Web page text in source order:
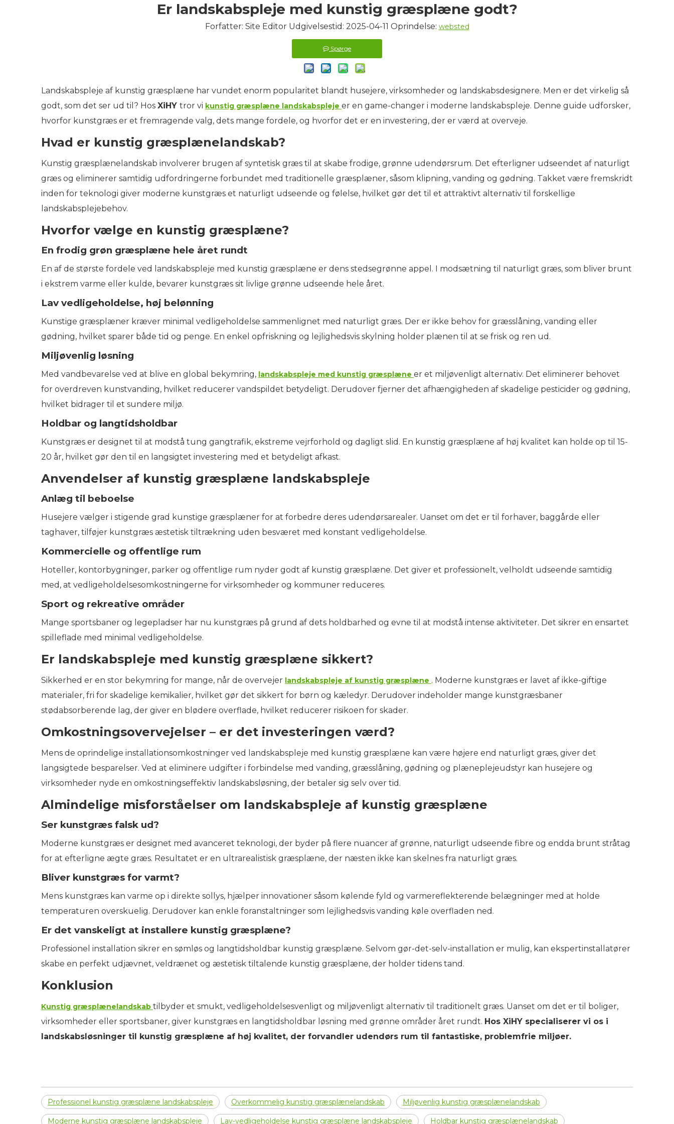
Er landskabspleje med kunstig græsplæne godt?
Forfatter: Site Editor Udgivelsestid: 2025-04-11 Oprindelse: websted
Spørge
Landskabspleje af kunstig græsplæne har vundet enorm popularitet blandt husejere, virksomheder og landskabsdesignere. Men er det virkelig så
godt, som det ser ud til? Hos XiHY tror vi kunstig græsplæne landskabspleje er en game-changer i moderne landskabspleje. Denne guide udforsker,
hvorfor kunstgræs er et fremragende valg, dets mange fordele, og hvorfor det er en investering, der er værd at overveje.
Hvad er kunstig græsplænelandskab?
Kunstig græsplænelandskab involverer brugen af ​​syntetisk græs til at skabe frodige, grønne udendørsrum. Det efterligner udseendet af naturligt
græs og eliminerer samtidig udfordringerne forbundet med traditionelle græsplæner, såsom klipning, vanding og gødning. Takket være fremskridt
inden for teknologi giver moderne kunstgræs et naturligt udseende og følelse, hvilket gør det til et attraktivt alternativ til forskellige
landskabsplejebehov.
Hvorfor vælge en kunstig græsplæne?
En frodig grøn græsplæne hele året rundt
En af de største fordele ved landskabspleje med kunstig græsplæne er dens stedsegrønne appel. I modsætning til naturligt græs, som bliver brunt
i ekstrem varme eller kulde, bevarer kunstgræs sit livlige grønne udseende hele året.
Lav vedligeholdelse, høj belønning
Kunstige græsplæner kræver minimal vedligeholdelse sammenlignet med naturligt græs. Der er ikke behov for græsslåning, vanding eller
gødning, hvilket sparer både tid og penge. En enkel opfriskning og lejlighedsvis skylning holder plænen til at se frisk og ren ud.
Miljøvenlig løsning
Med vandbevarelse ved at blive en global bekymring, landskabspleje med kunstig græsplæne er et miljøvenligt alternativ. Det eliminerer behovet
for overdreven kunstvanding, hvilket reducerer vandspildet betydeligt. Derudover fjerner det afhængigheden af ​​skadelige pesticider og gødning,
hvilket bidrager til et sundere miljø.
Holdbar og langtidsholdbar
Kunstgræs er designet til at modstå tung gangtrafik, ekstreme vejrforhold og dagligt slid. En kunstig græsplæne af høj kvalitet kan holde op til 15-
20 år, hvilket gør den til en langsigtet investering med et betydeligt afkast.
Anvendelser af kunstig græsplæne landskabspleje
Anlæg til beboelse
Husejere vælger i stigende grad kunstige græsplæner for at forbedre deres udendørsarealer. Uanset om det er til forhaver, baggårde eller
taghaver, tilføjer kunstgræs æstetisk tiltrækning uden besværet med konstant vedligeholdelse.
Kommercielle og offentlige rum
Hoteller, kontorbygninger, parker og offentlige rum nyder godt af kunstig græsplæne. Det giver et professionelt, velholdt udseende samtidig
med, at vedligeholdelsesomkostningerne for virksomheder og kommuner reduceres.
Sport og rekreative områder
Mange sportsbaner og legepladser har nu kunstgræs på grund af dets holdbarhed og evne til at modstå intense aktiviteter. Det sikrer en ensartet
spilleflade med minimal vedligeholdelse.
Er landskabspleje med kunstig græsplæne sikkert?
Sikkerhed er en stor bekymring for mange, når de overvejer landskabspleje af kunstig græsplæne . Moderne kunstgræs er lavet af ikke-giftige
materialer, fri for skadelige kemikalier, hvilket gør det sikkert for børn og kæledyr. Derudover indeholder mange kunstgræsbaner
stødabsorberende lag, der giver en blødere overflade, hvilket reducerer risikoen for skader.
Omkostningsovervejelser – er det investeringen værd?
Mens de oprindelige installationsomkostninger ved landskabspleje med kunstig græsplæne kan være højere end naturligt græs, giver det
langsigtede besparelser. Ved at eliminere udgifter i forbindelse med vanding, græsslåning, gødning og plæneplejeudstyr kan husejere og
virksomheder nyde en omkostningseffektiv landskabsløsning, der betaler sig selv over tid.
Almindelige misforståelser om landskabspleje af kunstig græsplæne
Ser kunstgræs falsk ud?
Moderne kunstgræs er designet med avanceret teknologi, der byder på flere nuancer af grønne, naturligt udseende fibre og endda brunt stråtag
for at efterligne ægte græs. Resultatet er en ultrarealistisk græsplæne, der næsten ikke kan skelnes fra naturligt græs.
Bliver kunstgræs for varmt?
Mens kunstgræs kan varme op i direkte sollys, hjælper innovationer såsom kølende fyld og varmereflekterende belægninger med at holde
temperaturen overskuelig. Derudover kan enkle foranstaltninger som lejlighedsvis vanding køle overfladen ned.
Er det vanskeligt at installere kunstig græsplæne?
Professionel installation sikrer en sømløs og langtidsholdbar kunstig græsplæne. Selvom gør-det-selv-installation er mulig, kan ekspertinstallatører
skabe en perfekt udjævnet, veldrænet og æstetisk tiltalende kunstig græsplæne, der holder tidens tand.
Konklusion
Kunstig græsplænelandskab tilbyder et smukt, vedligeholdelsesvenligt og miljøvenligt alternativ til traditionelt græs. Uanset om det er til boliger,
virksomheder eller sportsbaner, giver kunstgræs en langtidsholdbar løsning med grønne områder året rundt. Hos XiHY specialiserer vi os i
landskabsløsninger til kunstig græsplæne af høj kvalitet, der forvandler udendørs rum til fantastiske, problemfrie miljøer.
Professionel kunstig græsplæne landskabspleje Overkommelig kunstig græsplænelandskab Miljøvenlig kunstig græsplænelandskab
Moderne kunstig græsplæne landskabspleje Lav-vedligeholdelse kunstig græsplæne landskabspleje Holdbar kunstig græsplænelandskab